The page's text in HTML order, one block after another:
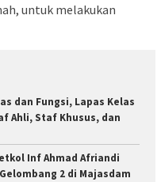
untuk melakukan
dan Fungsi, Lapas Kelas
Ahli, Staf Khusus, dan
Inf Ahmad Afriandi
2 di Majasdam